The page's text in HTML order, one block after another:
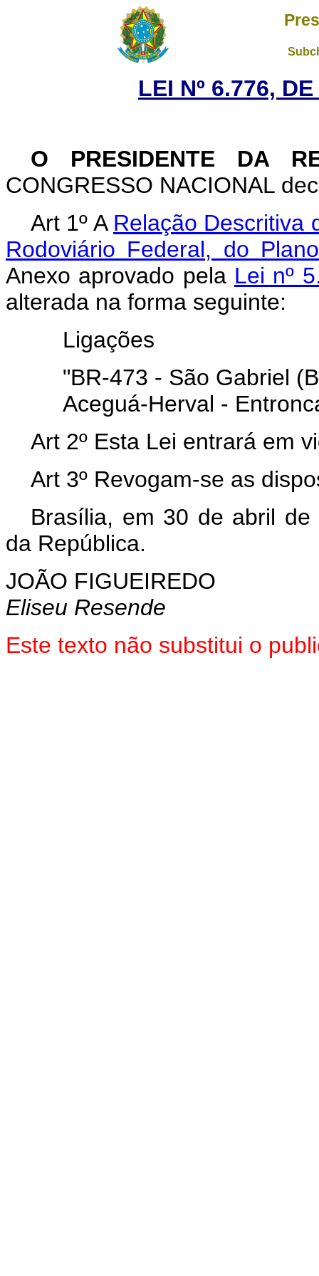
LEI Nº 6.776,
O PRESIDENTE DA
CONGRESSO NACIONAL
Art 1º A Relação Descritiva
Rodoviário Federal, do
Anexo aprovado pela Lei nº
alterada na forma seguinte:
Ligações
"BR-473 - São Gabriel
Aceguá-Herval -
Art 2º Esta Lei entrará em
Art 3º Revogam-se as
Brasília, em 30 de abril de
da República.
JOÃO FIGUEIREDO
Eliseu Resende
Este texto não substitui o